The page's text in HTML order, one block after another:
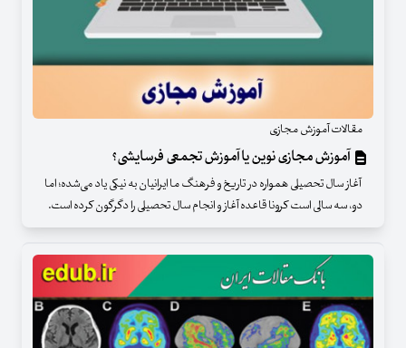
مقالات آموزش مجازی
آموزش مجازی نوین یا آموزش تجمعی فرسایشی؟
آغاز سال تحصیلی همواره در تاریخ و فرهنگ ما ایرانیان به نیکی یاد می‌شده؛ اما
دو، سه سالی است کرونا قاعده آغاز و انجام سال تحصیلی را دگرگون کرده است.